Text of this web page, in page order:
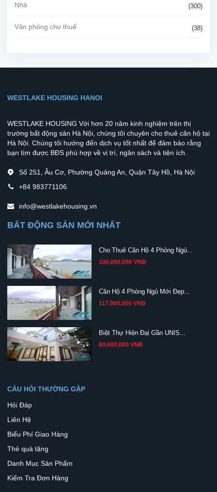
Nhà (300)
Văn phòng cho thuê (38)
WESTLAKE HOUSING HANOI
WESTLAKE HOUSING Với hơn 20 năm kinh nghiệm trên thị
trường bất động sản Hà Nội, chúng tôi chuyên cho thuê căn hộ tại
Hà Nội. Chúng tôi hướng đến dịch vụ tốt nhất để đảm bảo rằng
bạn tìm được BĐS phù hợp về vị trí, ngân sách và tiện ích.
Số 251, Âu Cơ, Phường Quảng An, Quận Tây Hồ, Hà Nội
+84 983771106
info@westlakehousing.vn
BẤT ĐỘNG SẢN MỚI NHẤT
Cho Thuê Căn Hộ 4 Phòng Ngủ...
100,000,000 VNĐ
Căn Hộ 4 Phòng Ngủ Mới Đẹp...
117,000,000 VNĐ
Biệt Thự Hiện Đại Gần UNIS...
80,000,000 VNĐ
CÂU HỎI THƯỜNG GẶP
Hỏi Đáp
Liên Hệ
Biểu Phí Giao Hàng
Thẻ quà tặng
Danh Mục Sản Phẩm
Kiểm Tra Đơn Hàng